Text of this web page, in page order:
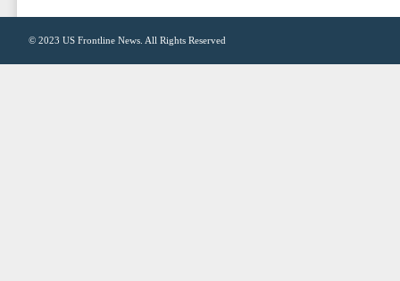
© 2023 US Frontline News . All Rights Reserved